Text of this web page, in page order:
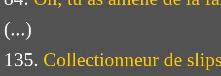
(...)
135. Collectionneur de